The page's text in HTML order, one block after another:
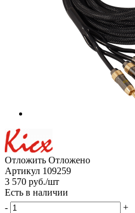
Отложить Отложено
Артикул 109259
3 570 руб./шт
Есть в наличии
-
+